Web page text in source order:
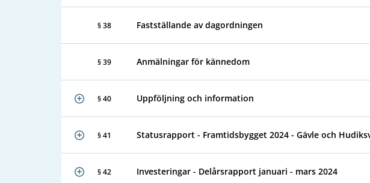
§ 38 Fastställande av dagordningen
§ 39 Anmälningar för kännedom
§ 40 Uppföljning och information
§ 41 Statusrapport - Framtidsbygget 2024 - Gävle och
§ 42 Investeringar - Delårsrapport januari - mars 2024